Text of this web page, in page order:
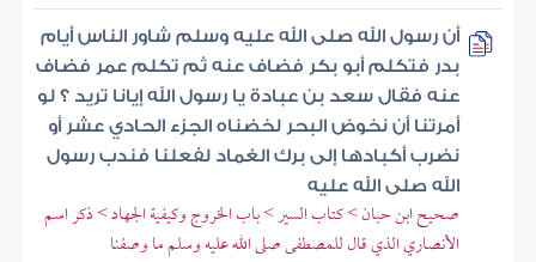
أن رسول الله صلى الله عليه وسلم شاور الناس أيام
بدر فتكلم أبو بكر فضاف عنه ثم تكلم عمر فضاف
عنه فقال سعد بن عبادة يا رسول الله إيانا تريد ؟ لو
أمرتنا أن نخوض البحر لخضناه الجزء الحادي عشر أو
نضرب أكبادها إلى برك الغماد لفعلنا فندب رسول
الله صلى الله عليه
صحيح ابن حبان > كتاب السير > باب الخروج وكيفية الجهاد > ذكر اسم
الأنصاري الذي قال للمصطفى صلى الله عليه وسلم ما وصفنا